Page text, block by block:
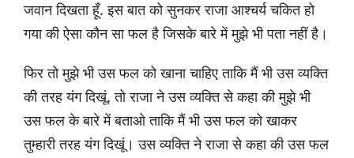
जवान दिखता हूँ. इस बात को सुनकर राजा आश्चर्य चकित हो
गया की ऐसा कौन सा फल है जिसके बारे में मुझे भी पता नहीं है।
फिर तो मुझे भी उस फल को खाना चाहिए ताकि मैं भी उस व्यक्ति
की तरह यंग दिखूं. तो राजा ने उस व्यक्ति से कहा की मुझे भी
उस फल के बारे में बताओ ताकि मैं भी उस फल को खाकर
तुम्हारी तरह यंग दिखूं। उस व्यक्ति ने राजा से कहा की उस फल